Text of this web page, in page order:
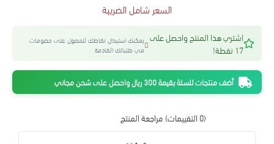
(0 التقييمات) مراجعة المنتج
السعر شامل الضريبة
اشتري هذا المنتج واحصل على
17 نقطة!
يمكنك استبدال نقاطك للحصول على خصومات
في طلباتك القادمة
أضف منتجات للسلة بقيمة 300 ريال واحصل على شحن مجاني